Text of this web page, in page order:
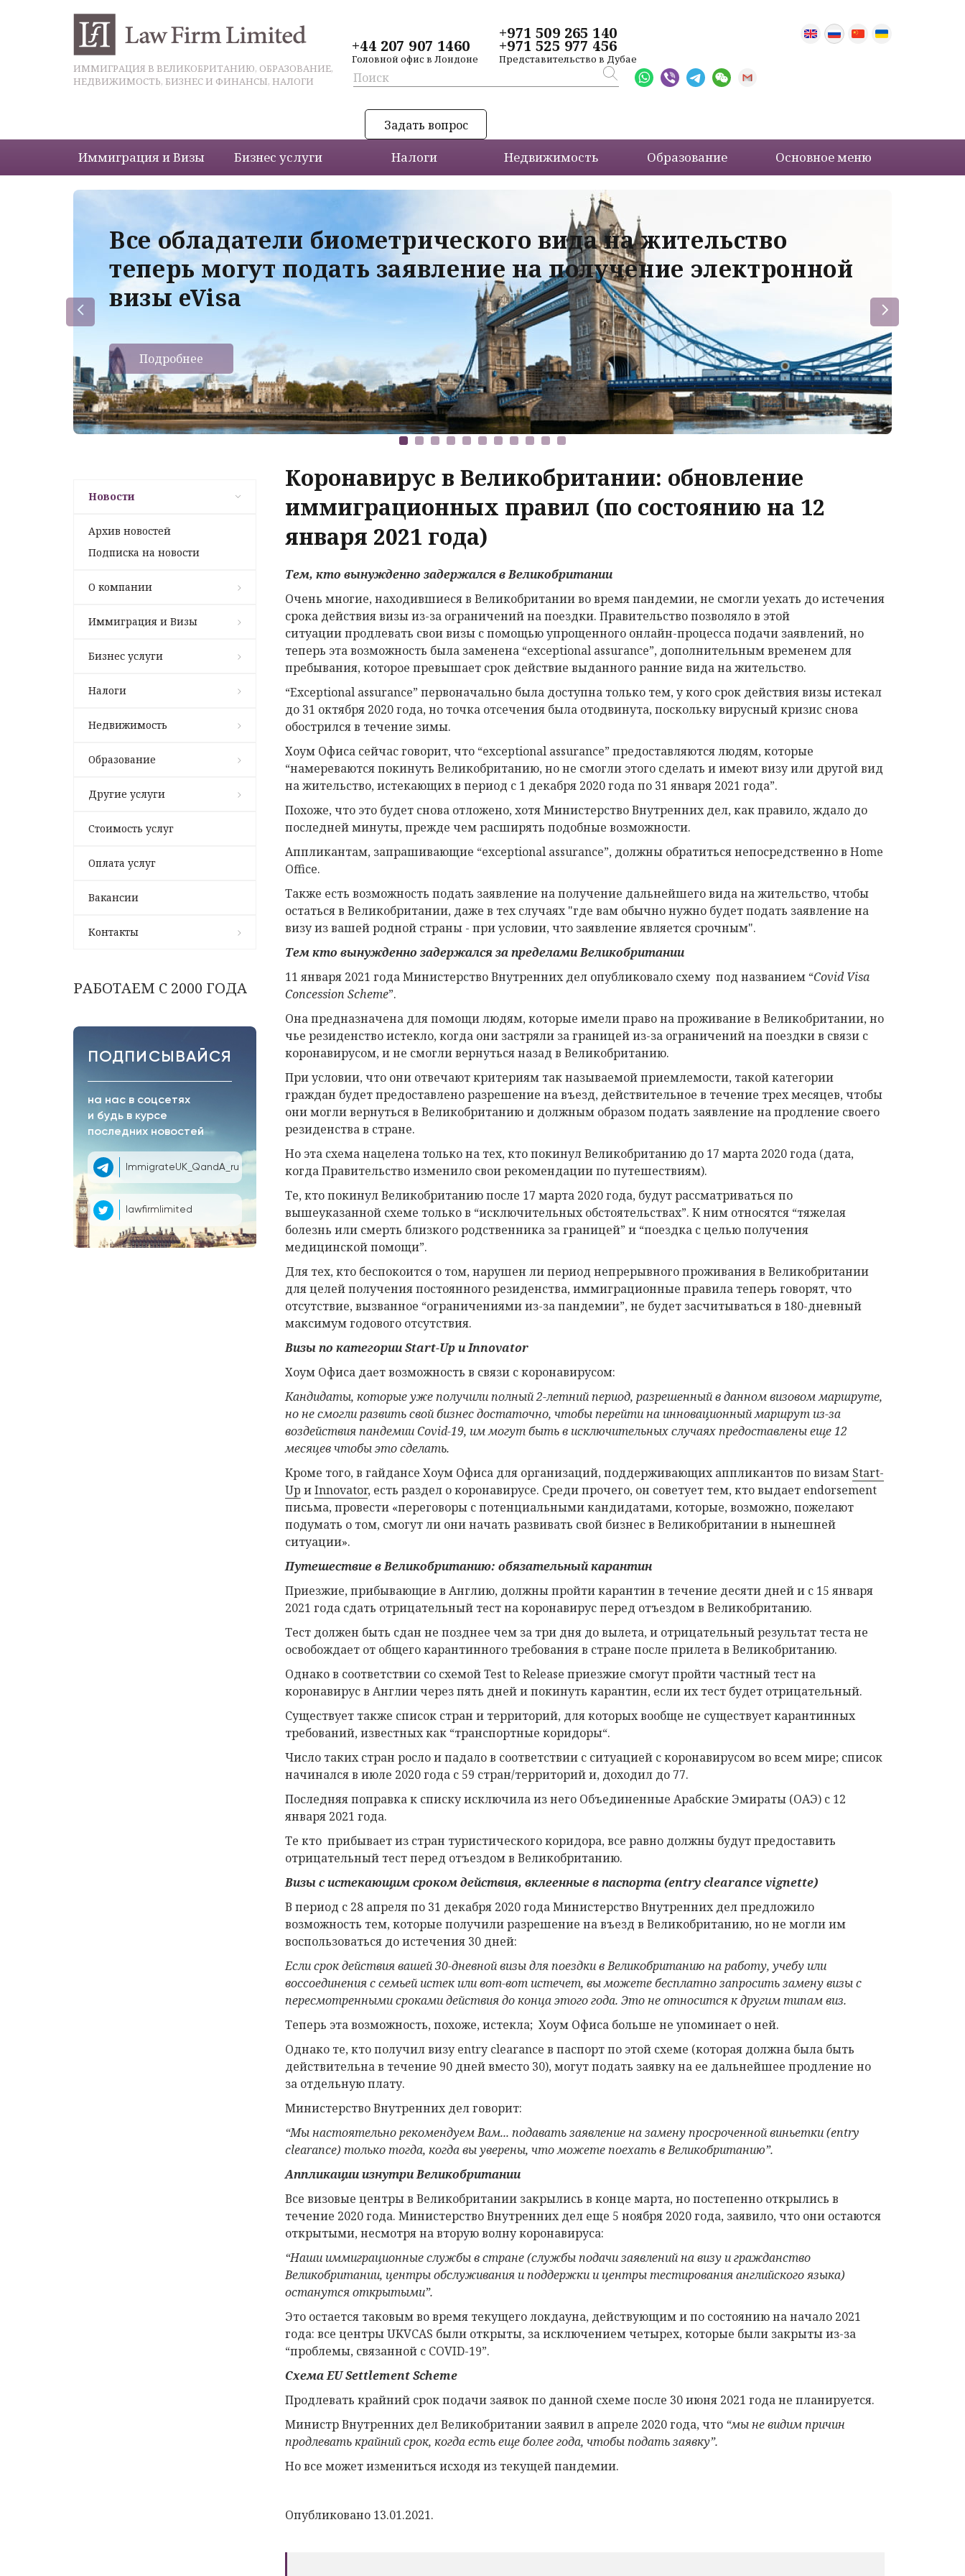
ИММИГРАЦИЯ В ВЕЛИКОБРИТАНИЮ, ОБРАЗОВАНИЕ,
НЕДВИЖИМОСТЬ, БИЗНЕС И ФИНАНСЫ, НАЛОГИ
+44 207 907 1460
Головной офис в Лондоне
+971 509 265 140
+971 525 977 456
Представительство в Дубае
Задать вопрос
Иммиграция и Визы Бизнес услуги Налоги Недвижимость Образование Основное меню
Все обладатели биометрического вида на жительство
теперь могут подать заявление на получение электронной
визы eVisa
Подробнее
Новости
Архив новостей
Подписка на новости
О компании
Иммиграция и Визы
Бизнес услуги
Налоги
Недвижимость
Образование
Другие услуги
Стоимость услуг
Оплата услуг
Вакансии
Контакты
РАБОТАЕМ С 2000 ГОДА
ПОДПИСЫВАЙСЯ
на нас в соцсетях
и будь в курсе
последних новостей
ImmigrateUK_QandA_ru
lawfirmlimited
Коронавирус в Великобритании: обновление
иммиграционных правил (по состоянию на 12
января 2021 года)
Тем, кто вынужденно задержался в Великобритании
Очень многие, находившиеся в Великобритании во время пандемии, не смогли уехать до истечения
срока действия визы из-за ограничений на поездки. Правительство позволяло в этой
ситуации продлевать свои визы с помощью упрощенного онлайн-процесса подачи заявлений, но
теперь эта возможность была заменена “exceptional assurance”, дополнительным временем для
пребывания, которое превышает срок действие выданного ранние вида на жительство.
“Exceptional assurance” первоначально была доступна только тем, у кого срок действия визы истекал
до 31 октября 2020 года, но точка отсечения была отодвинута, поскольку вирусный кризис снова
обострился в течение зимы.
Хоум Офиса сейчас говорит, что “exceptional assurance” предоставляются людям, которые
“намереваются покинуть Великобританию, но не смогли этого сделать и имеют визу или другой вид
на жительство, истекающих в период с 1 декабря 2020 года по 31 января 2021 года”.
Похоже, что это будет снова отложено, хотя Министерство Внутренних дел, как правило, ждало до
последней минуты, прежде чем расширять подобные возможности.
Аппликантам, запрашивающие “exceptional assurance”, должны обратиться непосредственно в Home
Office.
Также есть возможность подать заявление на получение дальнейшего вида на жительство, чтобы
остаться в Великобритании, даже в тех случаях "где вам обычно нужно будет подать заявление на
визу из вашей родной страны - при условии, что заявление является срочным".
Тем кто вынужденно задержался за пределами Великобритании
11 января 2021 года Министерство Внутренних дел опубликовало схему под названием “Covid Visa
Concession Scheme”.
Она предназначена для помощи людям, которые имели право на проживание в Великобритании, но
чье резиденство истекло, когда они застряли за границей из-за ограничений на поездки в связи с
коронавирусом, и не смогли вернуться назад в Великобританию.
При условии, что они отвечают критериям так называемой приемлемости, такой категории
граждан будет предоставлено разрешение на въезд, действительное в течение трех месяцев, чтобы
они могли вернуться в Великобританию и должным образом подать заявление на продление своего
резиденства в стране.
Но эта схема нацелена только на тех, кто покинул Великобританию до 17 марта 2020 года (дата,
когда Правительство изменило свои рекомендации по путешествиям).
Те, кто покинул Великобританию после 17 марта 2020 года, будут рассматриваться по
вышеуказанной схеме только в “исключительных обстоятельствах”. К ним относятся “тяжелая
болезнь или смерть близкого родственника за границей” и “поездка с целью получения
медицинской помощи”.
Для тех, кто беспокоится о том, нарушен ли период непрерывного проживания в Великобритании
для целей получения постоянного резиденства, иммиграционные правила теперь говорят, что
отсутствие, вызванное “ограничениями из-за пандемии”, не будет засчитываться в 180-дневный
максимум годового отсутствия.
Визыпо категорииStart-UpиInnovator
Хоум Офиса дает возможность в связи с коронавирусом:
Кандидаты, которые уже получили полный 2-летний период, разрешенный вданном визовоммаршруте,
но не смогли развить свой бизнес достаточно, чтобы перейти на инновационный маршрут из-за
воздействия пандемииCovid-19, им могут быть в исключительных случаях предоставлены еще 12
месяцевчтобы это сделать.
Кроме того, в гайдансе Хоум Офиса для организаций, поддерживающих аппликантов по визам Start-
Up иInnovator, есть раздел о коронавирусе. Среди прочего, он советует тем, кто выдает endorsement
письма, провести «переговоры с потенциальными кандидатами, которые, возможно, пожелают
подумать о том, смогут ли они начать развивать свой бизнес в Великобритании в нынешней
ситуации».
Путешествие в Великобританию: обязательный карантин
Приезжие, прибывающие в Англию, должны пройти карантин в течение десяти дней и с 15 января
2021 года сдать отрицательный тест на коронавирус перед отъездом в Великобританию.
Тест должен быть сдан не позднее чем за три дня до вылета, и отрицательный результат теста не
освобождает от общего карантинного требования в стране после прилета в Великобританию.
Однако в соответствии со схемой Test to Release приезжие смогут пройти частный тест на
коронавирус в Англии через пять дней и покинуть карантин, если их тест будет отрицательный.
Существует также список стран и территорий, для которых вообще не существует карантинных
требований, известных как “транспортные коридоры“.
Число таких стран росло и падало в соответствии с ситуацией с коронавирусом во всем мире; список
начинался в июле 2020 года с 59 стран/территорий и, доходил до 77.
Последняя поправка к списку исключила из него Объединенные Арабские Эмираты (ОАЭ) с 12
января 2021 года.
Те кто прибывает из стран туристического коридора, все равно должны будут предоставить
отрицательный тест перед отъездом в Великобританию.
Визы с истекающим сроком действия, вклеенные в паспорта (entry clearance vignette)
В период с 28 апреля по 31 декабря 2020 года Министерство Внутренних дел предложило
возможность тем, которые получили разрешение на въезд в Великобританию, но не могли им
воспользоваться до истечения 30 дней:
Если срок действия вашей 30-дневной визы для поездки в Великобританию на работу, учебу или
воссоединения с семьей истек или вот-вот истечет, вы можете бесплатно запросить замену визы с
пересмотренными сроками действия до конца этого года. Это не относится к другим типам виз.
Теперь эта возможность, похоже, истекла; Хоум Офиса больше не упоминает о ней.
Однако те, кто получил визу entry clearance в паспорт по этой схеме (которая должна была быть
действительна в течение 90 дней вместо 30), могут подать заявку на ее дальнейшее продление но
за отдельную плату.
Министерство Внутренних дел говорит:
“Мы настоятельно рекомендуем Вам... подавать заявление на замену просроченной виньетки(entry
clearance) только тогда, когда вы уверены, что можете поехать в Великобританию”.
АппликацииизнутриВеликобритании
Все визовые центры в Великобритании закрылись в конце марта, но постепенно открылись в
течение 2020 года. Министерство Внутренних дел еще 5 ноября 2020 года, заявило, что они остаются
открытыми, несмотря на вторую волну коронавируса:
“Наши иммиграционные службы в стране (службы подачи заявлений на визу и гражданство
Великобритании, центры обслуживания и поддержки и центры тестирования английского языка)
останутся открытыми”.
Это остается таковым во время текущего локдауна, действующим и по состоянию на начало 2021
года: все центры UKVCAS были открыты, за исключением четырех, которые были закрыты из-за
“проблемы, связанной с COVID-19”.
СхемаEU Settlement Scheme
Продлевать крайний срок подачи заявок по данной схеме после 30 июня 2021 года не планируется.
Министр Внутренних дел Великобритании заявил в апреле 2020 года, что “мы не видим причин
продлевать крайний срок, когда есть еще более года, чтобы подать заявку”.
Но все может измениться исходя из текущей пандемии.
Опубликовано 13.01.2021.